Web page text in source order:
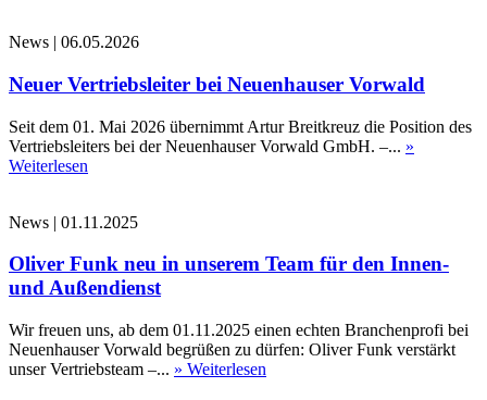
News | 06.05.2026
Neuer Vertriebsleiter bei Neuenhauser Vorwald
Seit dem 01. Mai 2026 übernimmt Artur Breitkreuz die Position des
Vertriebsleiters bei der Neuenhauser Vorwald GmbH. –... »
Weiterlesen
News | 01.11.2025
Oliver Funk neu in unserem Team für den Innen-
und Außendienst
Wir freuen uns, ab dem 01.11.2025 einen echten Branchenprofi bei
Neuenhauser Vorwald begrüßen zu dürfen: Oliver Funk verstärkt
unser Vertriebsteam –... » Weiterlesen